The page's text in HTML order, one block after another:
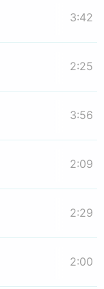
3:42
2:25
3:56
2:09
2:29
2:00